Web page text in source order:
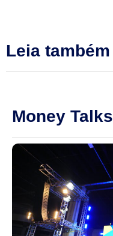
Leia também
Money Talks